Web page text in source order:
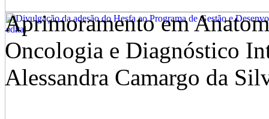
Aprimoramento em
Oncologia e Diagnóstico
Alessandra Camargo da